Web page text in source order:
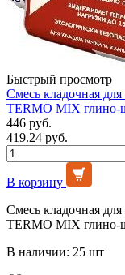
Быстрый просмотр
Смесь кладочная
TERMO MIX глино-
446 руб.
419.24 руб.
В корзину
Смесь кладочная
TERMO MIX глино-
В наличии: 25 шт